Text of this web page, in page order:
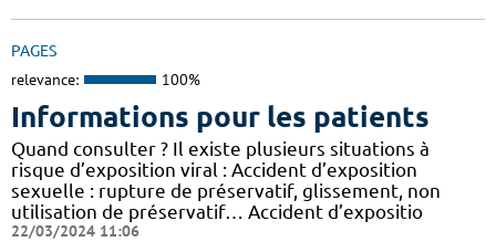
PAGES
relevance: 100%
Informations pour les patients
Quand consulter ? Il existe plusieurs situations à
risque d’exposition viral : Accident d’exposition
sexuelle : rupture de préservatif, glissement, non
utilisation de préservatif… Accident d’expositio
22/03/2024 11:06